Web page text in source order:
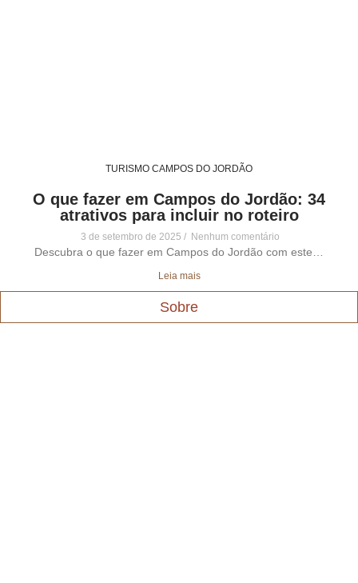
TURISMO CAMPOS DO JORDÃO
O que fazer em Campos do Jordão: 34
atrativos para incluir no roteiro
3 de setembro de 2025 Nenhum comentário
Descubra o que fazer em Campos do Jordão com este…
Leia mais
Sobre